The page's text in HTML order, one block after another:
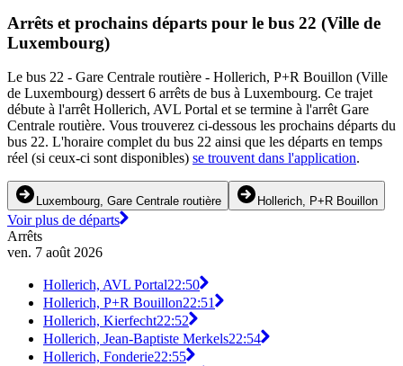
Arrêts et prochains départs pour le bus 22 (Ville de
Luxembourg)
Le bus 22 - Gare Centrale routière - Hollerich, P+R Bouillon (Ville
de Luxembourg) dessert 6 arrêts de bus à Luxembourg. Ce trajet
débute à l'arrêt Hollerich, AVL Portal et se termine à l'arrêt Gare
Centrale routière. Vous trouverez ci-dessous les prochains départs du
bus 22. L'horaire complet du bus 22 ainsi que les départs en temps
réel (si ceux-ci sont disponibles) se trouvent dans l'application.
Luxembourg, Gare Centrale routière Hollerich, P+R Bouillon
Voir plus de départs
Arrêts
ven. 7 août 2026
Hollerich, AVL Portal22:50
Hollerich, P+R Bouillon22:51
Hollerich, Kierfecht22:52
Hollerich, Jean-Baptiste Merkels22:54
Hollerich, Fonderie22:55